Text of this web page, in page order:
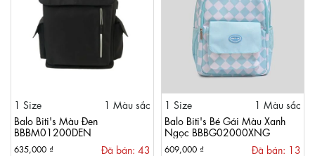
1 Size
1 Màu sắc
Balo Biti's Màu Đen
BBBM01200DEN
635,000 ₫ Đã bán: 43
1 Size
1 Màu sắc
Balo Biti's Bé Gái Màu Xanh
Ngọc BBBG02000XNG
609,000 ₫ Đã bán: 13